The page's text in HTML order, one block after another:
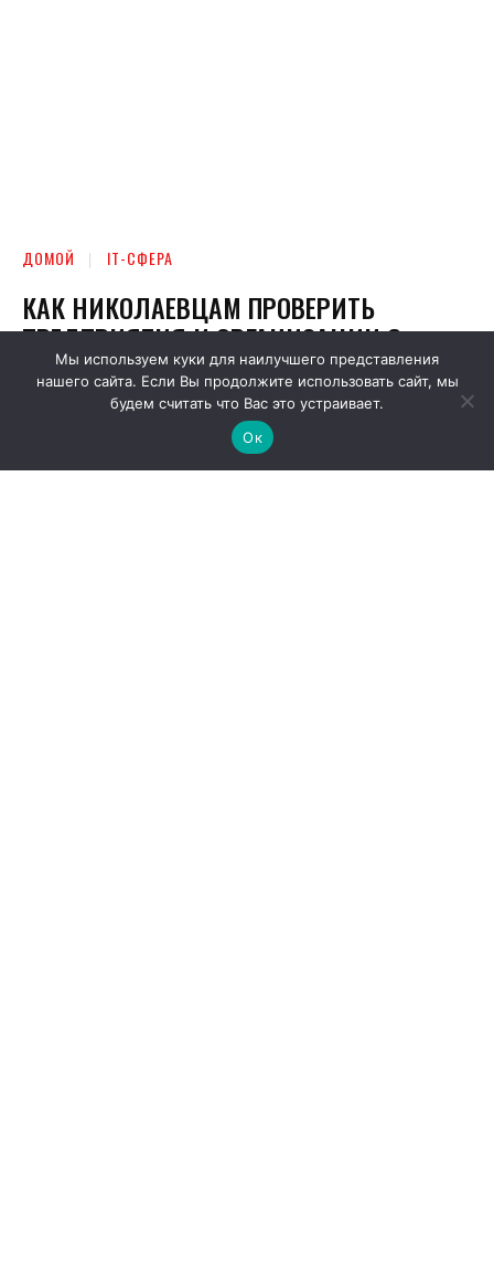
Мы используем куки для наилучшего представления
нашего сайта. Если Вы продолжите использовать сайт, мы
будем считать что Вас это устраивает.
Ок